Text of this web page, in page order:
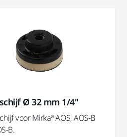
Ø 32 mm 1/4"
voor Mirka® AOS, AOS-B
B.